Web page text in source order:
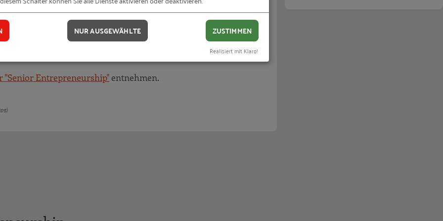
Gründungsberatung und -förderung beteiligt: bga -
Berater, Vertreter von
"Senior Entrepreneurship" entnehmen.
NUR AUSGEWÄHLTE ZUSTIMMEN
Realisiert mit Klaro!